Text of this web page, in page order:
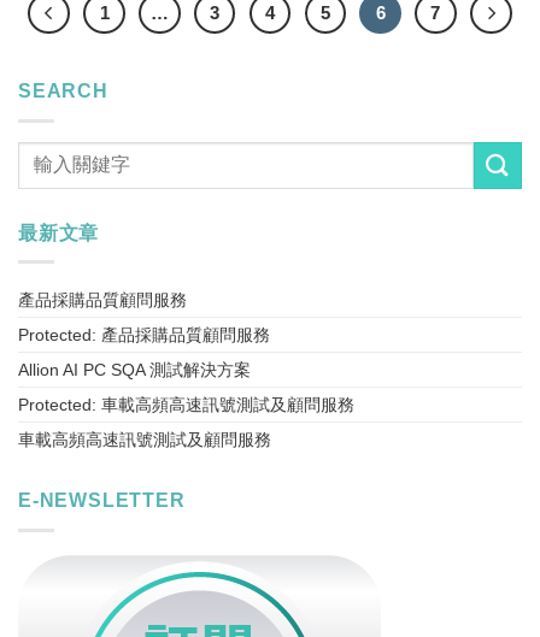
1 … 3 4 5 6 7
SEARCH
最新文章
產品採購品質顧問服務
Protected: 產品採購品質顧問服務
Allion AI PC SQA 測試解決方案
Protected: 車載高頻高速訊號測試及顧問服務
車載高頻高速訊號測試及顧問服務
E-NEWSLETTER